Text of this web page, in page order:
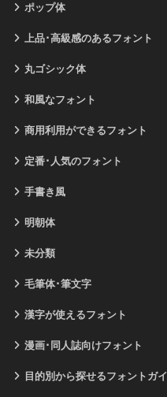
ポップ体
上品･高級感のあるフォント
丸ゴシック体
和風なフォント
商用利用ができるフォント
定番･人気のフォント
手書き風
明朝体
未分類
毛筆体･筆文字
漢字が使えるフォント
漫画･同人誌向けフォント
目的別から探せるフォントガ